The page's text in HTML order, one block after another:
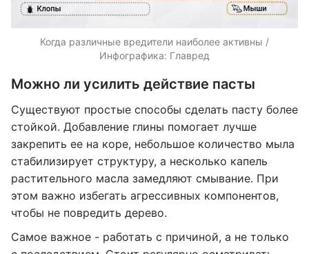
Когда различные вредители наиболее активны /
Инфографика: Главред
Можно ли усилить действие пасты
Существуют простые способы сделать пасту более
стойкой. Добавление глины помогает лучше
закрепить ее на коре, небольшое количество мыла
стабилизирует структуру, а несколько капель
растительного масла замедляют смывание. При
этом важно избегать агрессивных компонентов,
чтобы не повредить дерево.
Самое важное - работать с причиной, а не только